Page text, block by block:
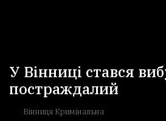
У Вінниці стався
постраждалий
Вінниця Кримінальна